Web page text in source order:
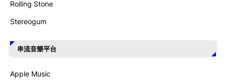
Rolling Stone
Stereogum
串流音樂平台
Apple Music